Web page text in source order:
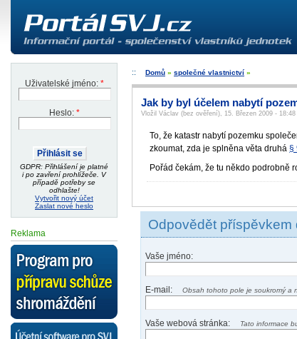
Uživatelské jméno: *
Heslo: *
GDPR: Přihlášení je platné
i po zavření prohlížeče. V
případě potřeby se
odhlašte!
Vytvořit nový účet
Zaslat nové heslo
Reklama
Domů » společné vlastnictví »
Jak by byl účelem nabytí
Vložil Václav (bez ověření), 15. Březen 2009 - 18:48
To, že katastr nabytí pozemku
zkoumat, zda je splněna věta druhá §
Pořád čekám, že tu někdo podrobně
Odpovědět příspěvkem
Vaše jméno:
E-mail: Obsah tohoto pole je soukromý a
Vaše webová stránka: Tato informace